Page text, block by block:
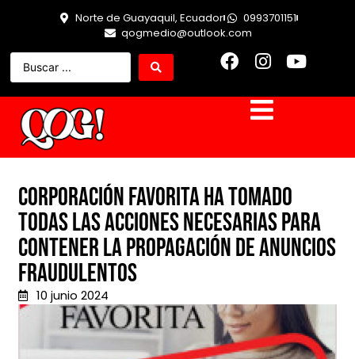
Norte de Guayaquil, Ecuador
0993701151
qogmedio@outlook.com
Corporación Favorita ha tomado
todas las acciones necesarias para
contener la propagación de anuncios
fraudulentos
10 junio 2024